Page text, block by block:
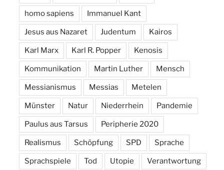
homo sapiens Immanuel Kant
Jesus aus Nazaret Judentum Kairos
Karl Marx Karl R. Popper Kenosis
Kommunikation Martin Luther Mensch
Messianismus Messias Metelen
Münster Natur Niederrhein Pandemie
Paulus aus Tarsus Peripherie 2020
Realismus Schöpfung SPD Sprache
Sprachspiele Tod Utopie Verantwortung